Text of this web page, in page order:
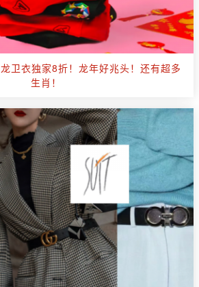
卫衣独家8折！龙年好兆头！还有超多
生肖！